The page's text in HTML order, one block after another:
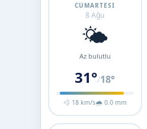
CUMARTESI
8 Ağu
🌤️
Az bulutlu
31°/18°
💨 18 km/s🌧 0.0 mm